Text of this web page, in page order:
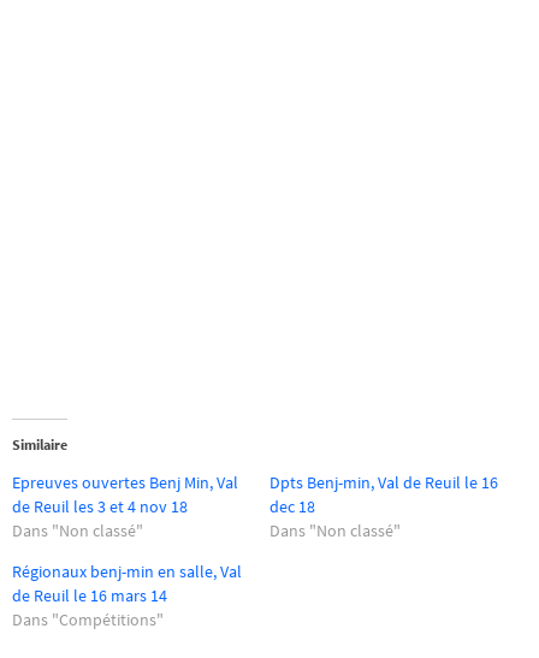
Similaire
Epreuves ouvertes Benj Min, Val
de Reuil les 3 et 4 nov 18
Dans "Non classé"
Dpts Benj-min, Val de Reuil le 16
dec 18
Dans "Non classé"
Régionaux benj-min en salle, Val
de Reuil le 16 mars 14
Dans "Compétitions"